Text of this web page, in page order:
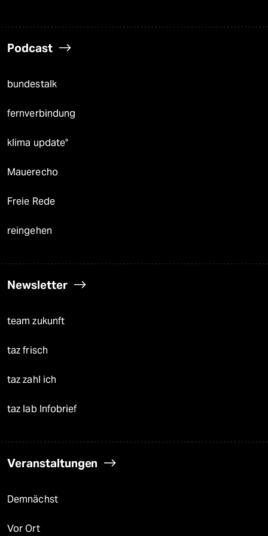
Podcast
bundestalk
fernverbindung
klima update°
Mauerecho
Freie Rede
reingehen
Newsletter
team zukunft
taz frisch
taz zahl ich
taz lab Infobrief
Veranstaltungen
Demnächst
Vor Ort